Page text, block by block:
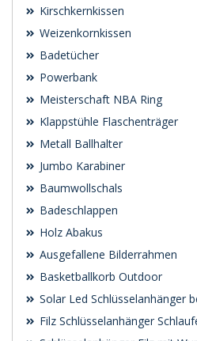
Kirschkernkissen
Weizenkornkissen
Badetücher
Powerbank
Meisterschaft NBA Ring
Klappstühle Flaschenträger
Metall Ballhalter
Jumbo Karabiner
Baumwollschals
Badeschlappen
Holz Abakus
Ausgefallene Bilderrahmen
Basketballkorb Outdoor
Solar Led Schlüsselanhänger
Filz Schlüsselanhänger